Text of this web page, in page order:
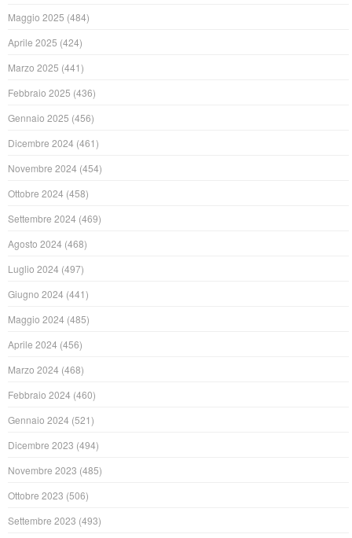
Maggio 2025 (484)
Aprile 2025 (424)
Marzo 2025 (441)
Febbraio 2025 (436)
Gennaio 2025 (456)
Dicembre 2024 (461)
Novembre 2024 (454)
Ottobre 2024 (458)
Settembre 2024 (469)
Agosto 2024 (468)
Luglio 2024 (497)
Giugno 2024 (441)
Maggio 2024 (485)
Aprile 2024 (456)
Marzo 2024 (468)
Febbraio 2024 (460)
Gennaio 2024 (521)
Dicembre 2023 (494)
Novembre 2023 (485)
Ottobre 2023 (506)
Settembre 2023 (493)